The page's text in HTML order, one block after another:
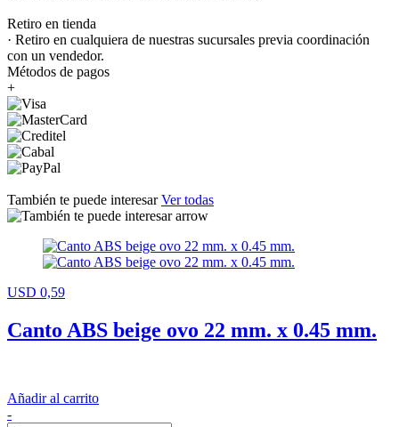
Retiro en tienda
· Retiro en cualquiera de nuestras sucursales previa coordinación
con un vendedor.
Métodos de pagos
+
También te puede interesarVer todas
USD 0,59
Canto ABS beige ovo 22 mm. x 0.45 mm.
Añadir al carrito
-